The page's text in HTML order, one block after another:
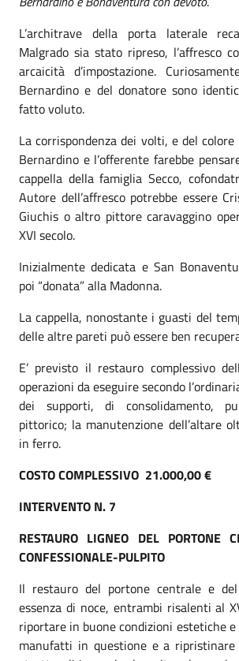
L’architrave della porta laterale
Malgrado sia stato ripreso, l’affresco
arcaicità d’impostazione.
Bernardino e del donatore sono
fatto voluto.
La corrispondenza dei volti, e del colore
Bernardino e l’offerente farebbe
cappella della famiglia Secco,
Autore dell’affresco potrebbe essere
Giuchis o altro pittore caravaggino
XVI secolo.
Inizialmente dedicata e San
poi “donata” alla Madonna.
La cappella, nonostante i guasti del
delle altre pareti può essere ben
E’ previsto il restauro complessivo
operazioni da eseguire secondo
dei supporti, di consolidamento,
pittorico; la manutenzione dell’altare
in ferro.
COSTO COMPLESSIVO 21.000,00 €
INTERVENTO N. 7
RESTAURO LIGNEO DEL PORTONE
CONFESSIONALE-PULPITO
Il restauro del portone centrale e
essenza di noce, entrambi risalenti al
riportare in buone condizioni estetiche e
manufatti in questione e a